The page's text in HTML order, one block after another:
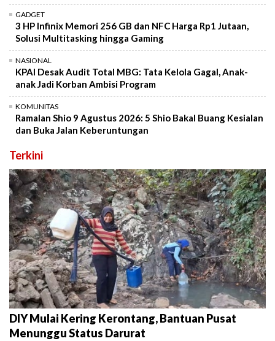
GADGET
3 HP Infinix Memori 256 GB dan NFC Harga Rp1 Jutaan,
Solusi Multitasking hingga Gaming
NASIONAL
KPAI Desak Audit Total MBG: Tata Kelola Gagal, Anak-
anak Jadi Korban Ambisi Program
KOMUNITAS
Ramalan Shio 9 Agustus 2026: 5 Shio Bakal Buang Kesialan
dan Buka Jalan Keberuntungan
Terkini
DIY Mulai Kering Kerontang, Bantuan Pusat
Menunggu Status Darurat